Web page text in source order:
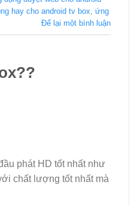
hay cho android tv box, ứng
Để lại một bình luận
phát HD tốt nhất như
chất lượng tốt nhất mà